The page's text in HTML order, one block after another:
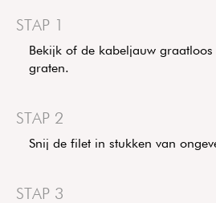
STAP 1
Bekijk of de kabeljauw
graten.
STAP 2
Snij de filet in stukken van
STAP 3